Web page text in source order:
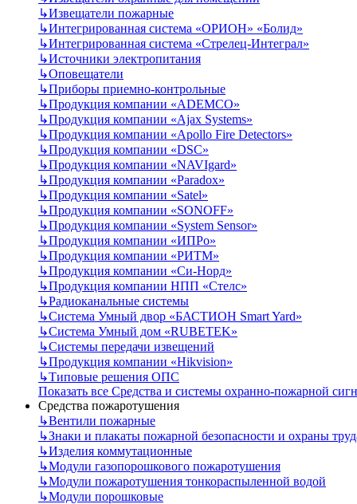
↳Извещатели пожарные
↳Интегрированная система «ОРИОН» «Болид»
↳Интегрированная система «Стрелец-Интеграл»
↳Источники электропитания
↳Оповещатели
↳Приборы приемно-контрольные
↳Продукция компании «ADEMCO»
↳Продукция компании «Ajax Systems»
↳Продукция компании «Apollo Fire Detectors»
↳Продукция компании «DSC»
↳Продукция компании «NAVIgard»
↳Продукция компании «Paradox»
↳Продукция компании «Satel»
↳Продукция компании «SONOFF»
↳Продукция компании «System Sensor»
↳Продукция компании «ИПРо»
↳Продукция компании «РИТМ»
↳Продукция компании «Си-Норд»
↳Продукция компании НПП «Стелс»
↳Радиоканальные системы
↳Система Умный двор «БАСТИОН Smart Yard»
↳Система Умный дом «RUBETEK»
↳Системы передачи извещений
↳Продукция компании «Hikvision»
↳Типовые решения ОПС
Показать все Средства и системы охранно-пожарной
Средства пожаротушения
↳Вентили пожарные
↳Знаки и плакаты пожарной безопасности и охраны
↳Изделия коммутационные
↳Модули газопорошкового пожаротушения
↳Модули пожаротушения тонкораспыленной водой
↳Модули порошковые